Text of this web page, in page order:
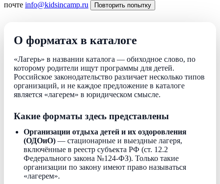
почте info@kidsincamp.ru Повторить попытку
О форматах в каталоге
«Лагерь» в названии каталога — обиходное слово, по
которому родители ищут программы для детей.
Российское законодательство различает несколько типов
организаций, и не каждое предложение в каталоге
является «лагерем» в юридическом смысле.
Какие форматы здесь представлены
Организации отдыха детей и их оздоровления
(ОДОиО) — стационарные и выездные лагеря,
включённые в реестр субъекта РФ (ст. 12.2
Федерального закона №124-ФЗ). Только такие
организации по закону имеют право называться
«лагерем».